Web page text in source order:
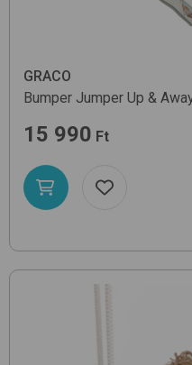
GRACO
Bumper Jumper Up &
15 990 Ft